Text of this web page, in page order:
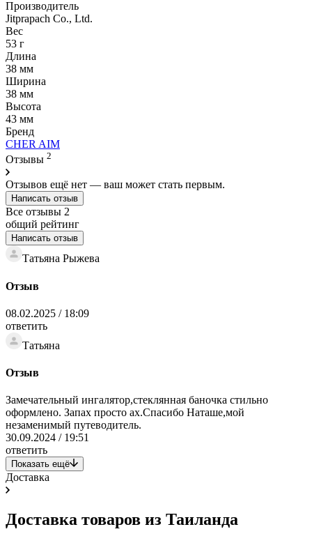
Производитель
Jitprapach Co., Ltd.
Вес
53 г
Длина
38 мм
Ширина
38 мм
Высота
43 мм
Бренд
CHER AIM
Отзывы 2
Отзывов ещё нет — ваш может стать первым.
Написать отзыв
Все отзывы 2
общий рейтинг
Написать отзыв
Татьяна Рыжева
Отзыв
08.02.2025 / 18:09
ответить
Татьяна
Отзыв
Замечательный ингалятор,стеклянная баночка стильно
оформлено. Запах просто ах.Спасибо Наташе,мой
незаменимый путеводитель.
30.09.2024 / 19:51
ответить
Показать ещё
Доставка
Доставка товаров из Таиланда